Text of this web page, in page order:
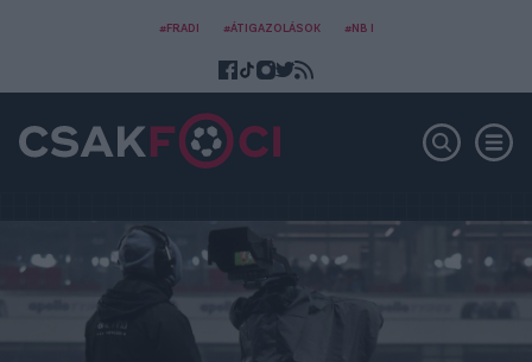
#FRADI #ÁTIGAZOLÁSOK #NB I